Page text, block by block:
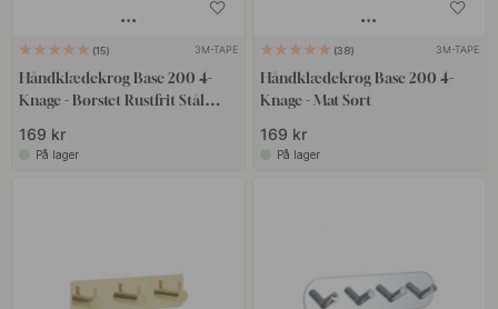
15 3M-TAPE
Håndklædekrog Base 200 4-
Knage - Børstet Rustfrit Stål
169 kr
På lager
38 3M-TAPE
Håndklædekrog Base 200 4-
Knage - Mat Sort
169 kr
På lager